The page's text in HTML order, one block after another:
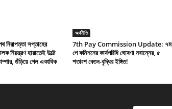
সপ্তাহের
নিয়ন্ত্রণ হারাতেই উল্টে
গুঁড়িয়ে গেল একাধিক
অর্থনীতি
7th Pay Commission Update: ৭ম
পে কমিশনের কার্যপরিধি ঘোষণা নবান্নের, ৫
শতাংশ বেতন-বৃদ্ধির ইঙ্গিত!